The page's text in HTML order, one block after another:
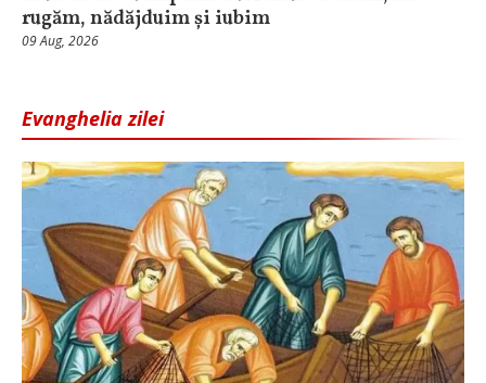
rugăm, nădăjduim și iubim
09 Aug, 2026
Evanghelia zilei